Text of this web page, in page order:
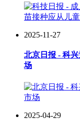
2025-11-27
北京日报 - 科
场
2025-04-29